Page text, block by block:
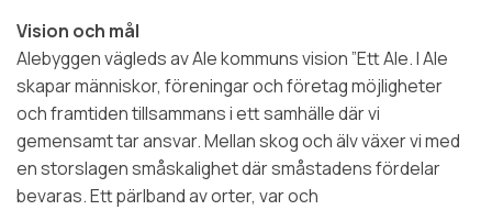
Vision och mål
Alebyggen vägleds av Ale kommuns vision ”Ett Ale. I Ale
skapar människor, föreningar och företag möjligheter
och framtiden tillsammans i ett samhälle där vi
gemensamt tar ansvar. Mellan skog och älv växer vi med
en storslagen småskalighet där småstadens fördelar
bevaras. Ett pärlband av orter, var och